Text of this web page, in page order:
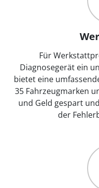
Für
Diagnosegerät ein
bietet eine
35 Fahrzeugmarken
und Geld gespart
der